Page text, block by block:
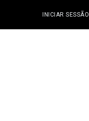
INICIAR SESSÃO